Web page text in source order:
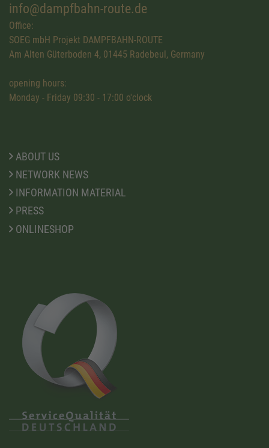
info@dampfbahn-route.de
Office:
SOEG mbH Projekt DAMPFBAHN-ROUTE
Am Alten Güterboden 4, 01445 Radebeul, Germany
opening hours:
Monday - Friday 09:30 - 17:00 o'clock
ABOUT US
NETWORK NEWS
INFORMATION MATERIAL
PRESS
ONLINESHOP